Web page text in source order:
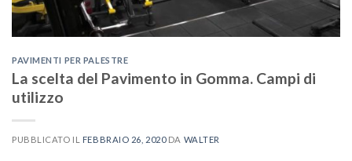
PAVIMENTI PER PALESTRE
La scelta del Pavimento in Gomma. Campi di
utilizzo
PUBBLICATO IL FEBBRAIO 26, 2020DA WALTER